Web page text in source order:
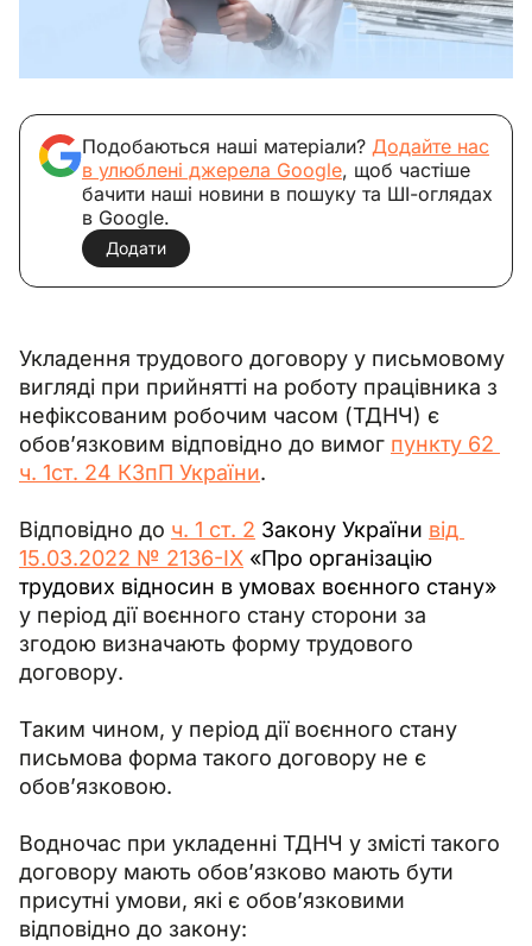
Подобаються наші матеріали? Додайте нас
в улюблені джерела Google, щоб частіше
бачити наші новини в пошуку та ШІ-оглядах
в Google.
Додати
Укладення трудового договору у письмовому
вигляді при прийнятті на роботу працівника з
нефіксованим робочим часом (ТДНЧ) є
обов’язковим відповідно до вимог пункту 62
ч. 1ст. 24 КЗпП України.
Відповідно до ч. 1 ст. 2 Закону України від
15.03.2022 № 2136-IX «Про організацію
трудових відносин в умовах воєнного стану»
у період дії воєнного стану сторони за
згодою визначають форму трудового
договору.
Таким чином, у період дії воєнного стану
письмова форма такого договору не є
обов’язковою.
Водночас при укладенні ТДНЧ у змісті такого
договору мають обов’язково мають бути
присутні умови, які є обов’язковими
відповідно до закону: